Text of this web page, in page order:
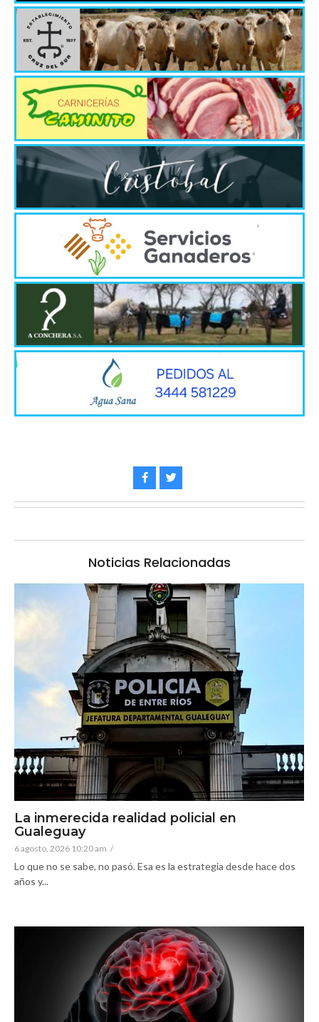
Noticias Relacionadas
La inmerecida realidad policial en
Gualeguay
6 agosto, 2026 10:20 am /
Lo que no se sabe, no pasó. Esa es la estrategia desde hace dos
años y...